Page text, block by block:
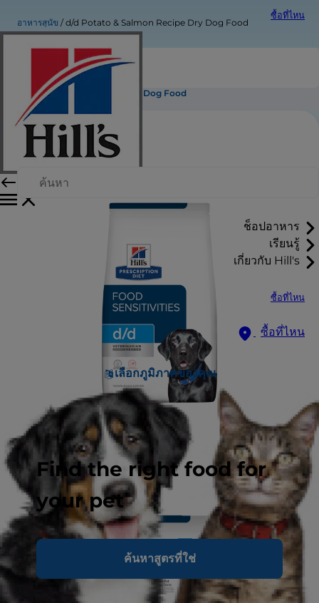
ซื้อที่ไหน
ช็อปอาหาร
เรียนรู้
เกี่ยวกับ Hill's
ซื้อที่ไหน
ซื้อที่ไหน
เลือกภูมิภาคของคุณ
Find the right food for
your pet
ค้นหาสูตรที่ใช่
อาหารสุนัข d/d Potato & Salmon Recipe Dry Dog Food
d/d Potato & Salmon Recipe Dry Dog Food